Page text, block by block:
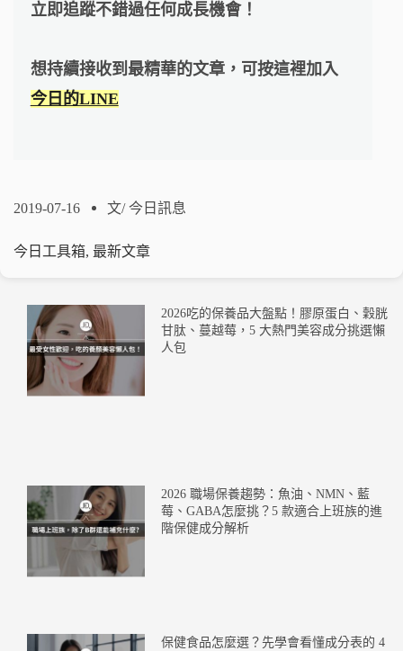
立即追蹤不錯過任何成長機會！
想持續接收到最精華的文章，可按這裡加入
今日的LINE
2019-07-16 文/今日訊息
今日工具箱, 最新文章
2026吃的保養品大盤點！膠原蛋白、穀胱
甘肽、蔓越莓，5 大熱門美容成分挑選懶
人包
2026 職場保養趨勢：魚油、NMN、藍
莓、GABA怎麼挑？5 款適合上班族的進
階保健成分解析
保健食品怎麼選？先學會看懂成分表的 4